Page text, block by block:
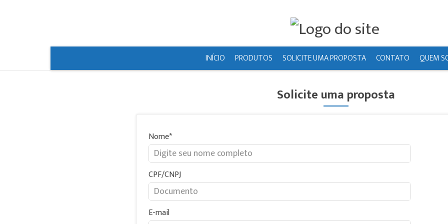
INÍCIO PRODUTOS SOLICITE UMA PROPOSTA CONTATO QUEM
Solicite uma proposta
Nome
CPF/CNPJ
E-mail